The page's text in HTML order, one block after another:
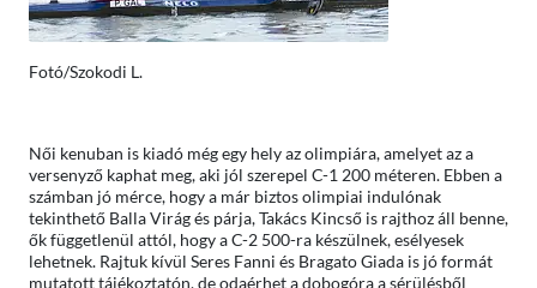
Fotó/Szokodi L.
Női kenuban is kiadó még egy hely az olimpiára, amelyet az a
versenyző kaphat meg, aki jól szerepel C-1 200 méteren. Ebben a
számban jó mérce, hogy a már biztos olimpiai indulónak
tekinthető Balla Virág és párja, Takács Kincső is rajthoz áll benne,
ők függetlenül attól, hogy a C-2 500-ra készülnek, esélyesek
lehetnek. Rajtuk kívül Seres Fanni és Bragato Giada is jó formát
mutatott tájékoztatón, de odaérhet a dobogóra a sérülésből